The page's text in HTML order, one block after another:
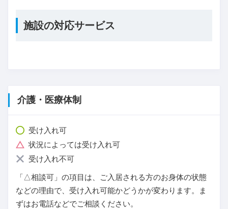
施設の対応サービス
介護・医療体制
受け入れ可
状況によっては受け入れ可
受け入れ不可
「△相談可」の項目は、ご入居される方のお身体の状態
などの理由で、受け入れ可能かどうかが変わります。ま
ずはお電話などでご相談ください。